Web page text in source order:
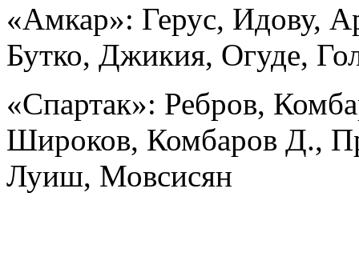
«Амкар»: Герус, Идову,
Бутко, Джикия, Огуде,
«Спартак»: Ребров,
Широков, Комбаров Д.,
Луиш, Мовсисян